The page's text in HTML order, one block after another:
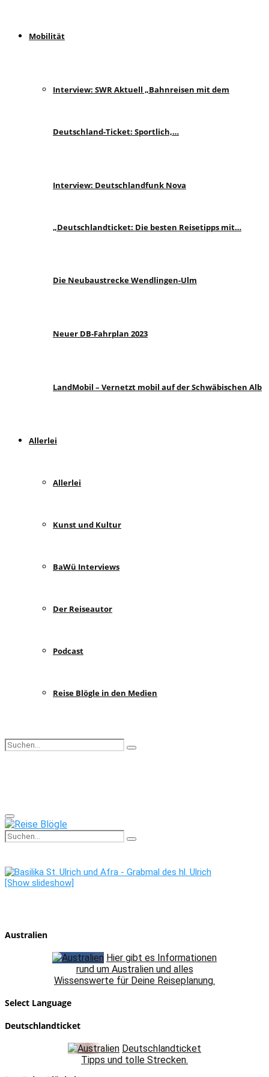
Mobilität
Interview: SWR Aktuell „Bahnreisen mit dem
Deutschland-Ticket: Sportlich,…
Interview: Deutschlandfunk Nova
„Deutschlandticket: Die besten Reisetipps mit…
Die Neubaustrecke Wendlingen-Ulm
Neuer DB-Fahrplan 2023
LandMobil – Vernetzt mobil auf der Schwäbischen Alb
Allerlei
Allerlei
Kunst und Kultur
BaWü Interviews
Der Reiseautor
Podcast
Reise Blögle in den Medien
Search
Search
Primary
Menu
Search
for:
Search
[Show slideshow]
Australien
Hier gibt es Informationen
rund um Australien und alles
Wissenswerte für Deine Reiseplanung.
Select Language
Deutschlandticket
Deutschlandticket
Tipps und tolle Strecken.